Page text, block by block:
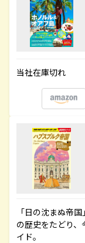
当社在庫切れ
「日の沈まぬ帝
の歴史をたどり
イド。